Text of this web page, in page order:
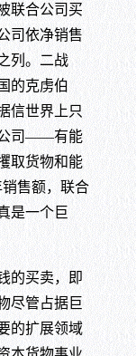
联合公司买
司依净销售
列。二战
的克虏伯
信世界上只
司——有能
取货物和能
售额，联合
是一个巨
的买卖，即
尽管占据巨
的扩展领域